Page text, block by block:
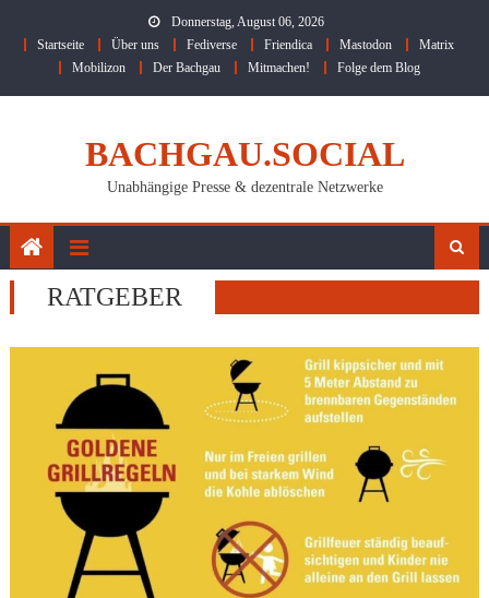
Donnerstag, August 06, 2026
Startseite
Über uns Fediverse Friendica Mastodon
Matrix
Mobilizon
Der Bachgau Mitmachen! Folge dem Blog
BACHGAU.SOCIAL
Unabhängige Presse & dezentrale Netzwerke
RATGEBER